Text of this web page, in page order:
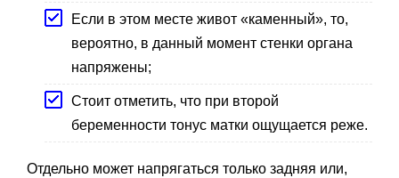
Если в этом месте живот «каменный», то,
вероятно, в данный момент стенки органа
напряжены;
Стоит отметить, что при второй
беременности тонус матки ощущается реже.
Отдельно может напрягаться только задняя или,